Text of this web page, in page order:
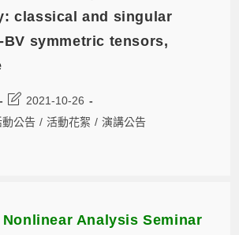
classical and singular
BV symmetric tensors,
2021-10-26
動公告 / 活動花絮 / 演講公告
Nonlinear Analysis Seminar